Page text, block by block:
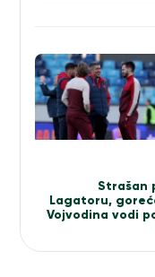
Kretanje
članka
Strašan
Lagatoru,
Vojvodina vodi